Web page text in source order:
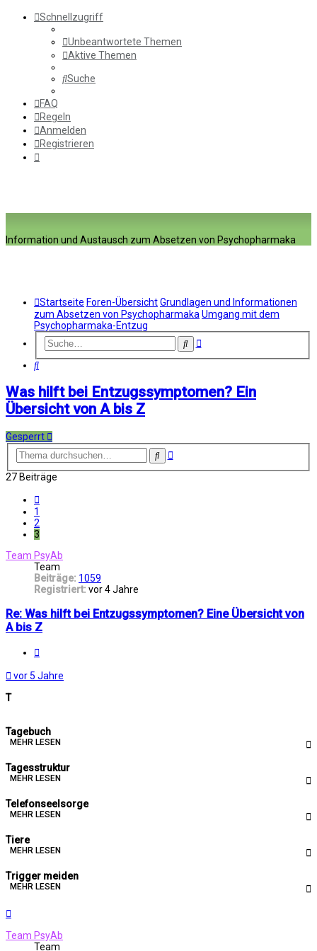
Schnellzugriff
Unbeantwortete Themen
Aktive Themen
Suche
FAQ
Regeln
Anmelden
Registrieren
Information und Austausch zum Absetzen von Psychopharmaka
Startseite Foren-ÜbersichtGrundlagen und Informationen
zum Absetzen von Psychopharmaka Umgang mit dem
Psychopharmaka-Entzug
SucheErweiterte
Suche
Was hilft bei Entzugssymptomen? Ein
Übersicht von A bis Z
Gesperrt
SucheErweiterte
27 Beiträge
1
2
3
Team PsyAb
Team
Beiträge: 1059
Registriert: vor 4 Jahre
Re: Was hilft bei Entzugssymptomen? Eine Übersicht von
A bis Z
vor 5 Jahre
T
Tagebuch
MEHR LESEN
Tagesstruktur
MEHR LESEN
Telefonseelsorge
MEHR LESEN
Tiere
MEHR LESEN
Trigger meiden
MEHR LESEN
Team PsyAb
Team